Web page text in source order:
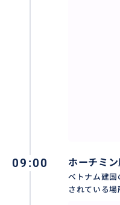
09:00 ホーチミン
ベトナム建国
されている場